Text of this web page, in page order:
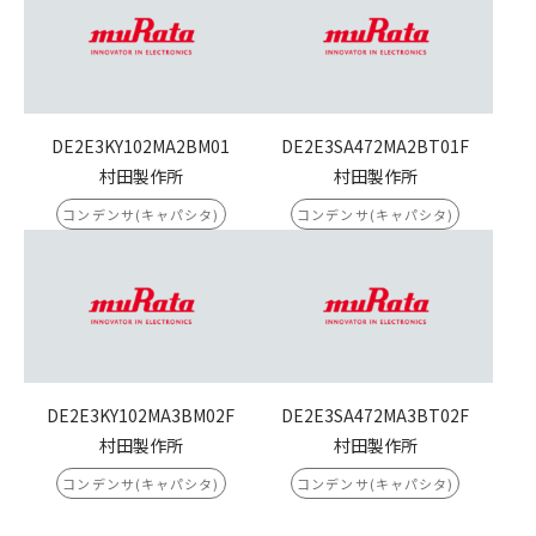
DE2E3KY102MA2BM01
村田製作所
コンデンサ(キャパシタ)
DE2E3SA472MA2BT01F
村田製作所
コンデンサ(キャパシタ)
DE2E3KY102MA3BM02F
村田製作所
コンデンサ(キャパシタ)
DE2E3SA472MA3BT02F
村田製作所
コンデンサ(キャパシタ)